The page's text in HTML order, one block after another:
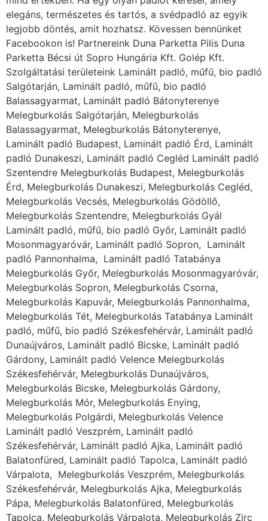
Szentendre Melegburkolás Budapest, Melegburkolás
Érd, Melegburkolás Dunakeszi, Melegburkolás Cegléd,
Melegburkolás Vecsés, Melegburkolás Gödöllő,
Melegburkolás Szentendre, Melegburkolás Gyál
Laminált padló, műfű, bio padló Győr, Laminált padló
Mosonmagyaróvár, Laminált padló Sopron, Laminált
padló Pannonhalma, Laminált padló Tatabánya
Melegburkolás Győr, Melegburkolás Mosonmagyaróvár,
Melegburkolás Sopron, Melegburkolás Csorna,
Melegburkolás Kapuvár, Melegburkolás Pannonhalma,
Melegburkolás Tét, Melegburkolás Tatabánya Laminált
padló, műfű, bio padló Székesfehérvár, Laminált padló
Dunaújváros, Laminált padló Bicske, Laminált padló
Gárdony, Laminált padló Velence Melegburkolás
Székesfehérvár, Melegburkolás Dunaújváros,
Melegburkolás Bicske, Melegburkolás Gárdony,
Melegburkolás Mór, Melegburkolás Enying,
Melegburkolás Polgárdi, Melegburkolás Velence
Laminált padló Veszprém, Laminált padló
Székesfehérvár, Laminált padló Ajka, Laminált padló
Balatonfüred, Laminált padló Tapolca, Laminált padló
Várpalota, Melegburkolás Veszprém, Melegburkolás
Székesfehérvár, Melegburkolás Ajka, Melegburkolás
Pápa, Melegburkolás Balatonfüred, Melegburkolás
Tapolca, Melegburkolás Várpalota, Melegburkolás Zirc
Laminált padló Komárom, Laminált padló Esztergom,
Laminált padló Tatabánya, Laminált padló Tata, Laminált
padló Dorog, Laminált padló Nyergesújfalu
Melegburkolás Komárom, Melegburkolás Esztergom,
Melegburkolás Tatabánya, Melegburkolás Tata,
Melegburkolás Dorog, Melegburkolás Oroszlány,
Melegburkolás Kisbér, Melegburkolás Nyergesújfalu
Önterülő aljzatkiegyenlítő –
az egyenletes padló alapja